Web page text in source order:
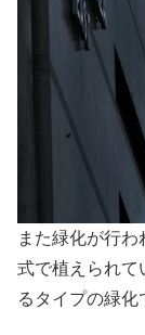
また緑化が行
式で植えられて
るタイプの緑化